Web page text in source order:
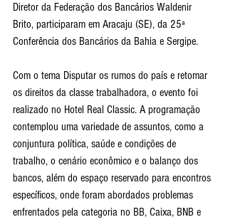
Diretor da Federação dos Bancários Waldenir
Brito, participaram em Aracaju (SE), da 25ª
Conferência dos Bancários da Bahia e Sergipe.
Com o tema Disputar os rumos do país e retomar
os direitos da classe trabalhadora, o evento foi
realizado no Hotel Real Classic. A programação
contemplou uma variedade de assuntos, como a
conjuntura política, saúde e condições de
trabalho, o cenário econômico e o balanço dos
bancos, além do espaço reservado para encontros
específicos, onde foram abordados problemas
enfrentados pela categoria no BB, Caixa, BNB e